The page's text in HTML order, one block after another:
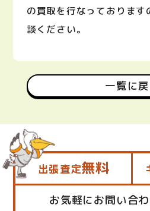
の買取を行なっております
談ください。
一覧に
出張査定無料
お気軽にお問い合